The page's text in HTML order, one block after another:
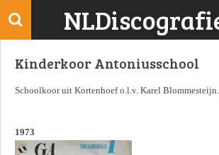
Ga
deKinderkoor Antoniusschool
Schoolkoor uit Kortenhoef o.l.v. Karel Blommesteijn.
1973